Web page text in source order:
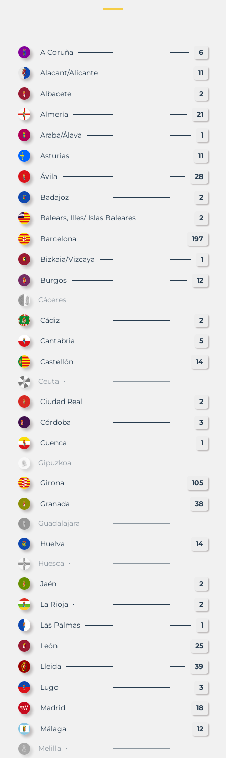
A Coruña 6
Alacant/Alicante 11
Albacete 2
Almería 21
Araba/Álava 1
Asturias 11
Ávila 28
Badajoz 2
Balears, Illes/ Islas Baleares 2
Barcelona 197
Bizkaia/Vizcaya 1
Burgos 12
Cáceres
Cádiz 2
Cantabria 5
Castellón 14
Ceuta
Ciudad Real 2
Córdoba 3
Cuenca 1
Gipuzkoa
Girona 105
Granada 38
Guadalajara
Huelva 14
Huesca
Jaén 2
La Rioja 2
Las Palmas 1
León 25
Lleida 39
Lugo 3
Madrid 18
Málaga 12
Melilla